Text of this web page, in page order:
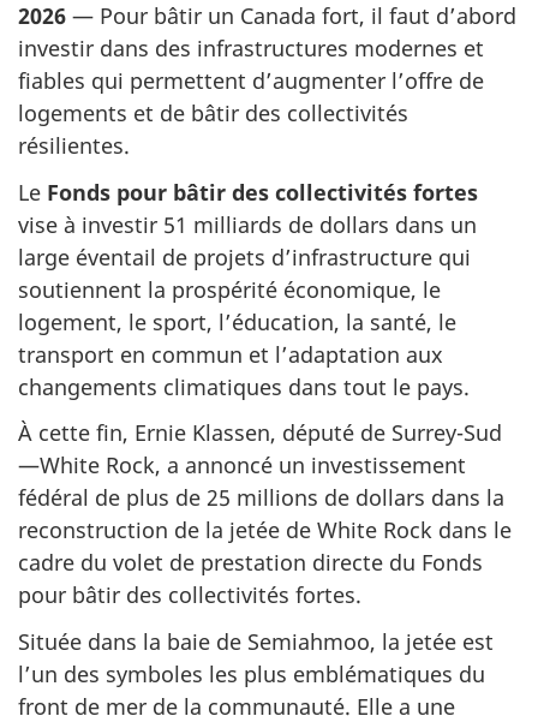
2026 — Pour bâtir un Canada fort, il faut d’abord
investir dans des infrastructures modernes et
fiables qui permettent d’augmenter l’offre de
logements et de bâtir des collectivités
résilientes.
Le Fonds pour bâtir des collectivités fortes
vise à investir 51 milliards de dollars dans un
large éventail de projets d’infrastructure qui
soutiennent la prospérité économique, le
logement, le sport, l’éducation, la santé, le
transport en commun et l’adaptation aux
changements climatiques dans tout le pays.
À cette fin, Ernie Klassen, député de Surrey-Sud
—White Rock, a annoncé un investissement
fédéral de plus de 25 millions de dollars dans la
reconstruction de la jetée de White Rock dans le
cadre du volet de prestation directe du Fonds
pour bâtir des collectivités fortes.
Située dans la baie de Semiahmoo, la jetée est
l’un des symboles les plus emblématiques du
front de mer de la communauté. Elle a une